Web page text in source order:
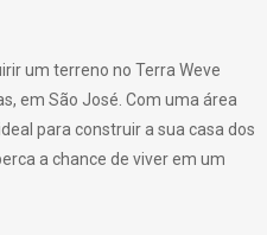
um terreno no Terra Weve
em São José. Com uma área
para construir a sua casa dos
a chance de viver em um